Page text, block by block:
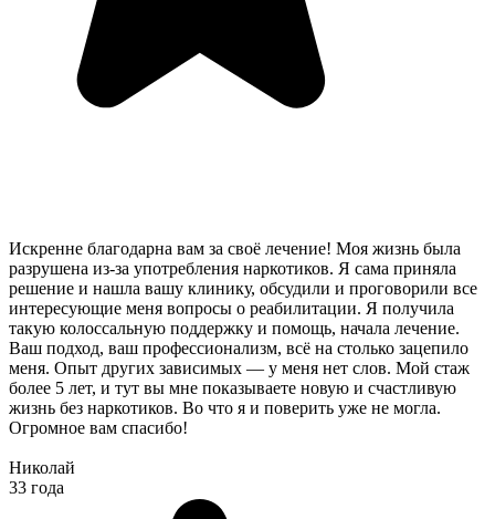
Искренне благодарна вам за своё лечение! Моя жизнь была
разрушена из-за употребления наркотиков. Я сама приняла
решение и нашла вашу клинику, обсудили и проговорили все
интересующие меня вопросы о реабилитации. Я получила
такую колоссальную поддержку и помощь, начала лечение.
Ваш подход, ваш профессионализм, всё на столько зацепило
меня. Опыт других зависимых — у меня нет слов. Мой стаж
более 5 лет, и тут вы мне показываете новую и счастливую
жизнь без наркотиков. Во что я и поверить уже не могла.
Огромное вам спасибо!
Николай
33 года